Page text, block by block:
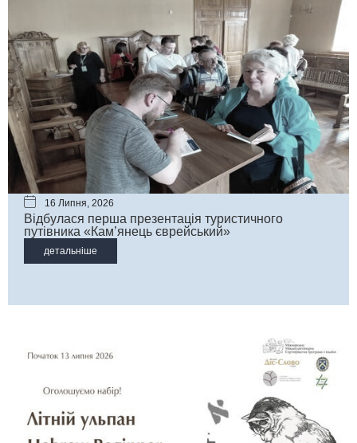
16 Липня, 2026
Відбулася перша презентація туристичного
путівника «Кам’янець єврейський»
детальніше